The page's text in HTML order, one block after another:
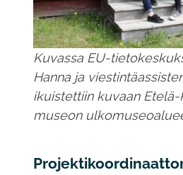
Kuvassa EU-
Hanna ja
ikuistettiin kuvaan Etelä-
museon